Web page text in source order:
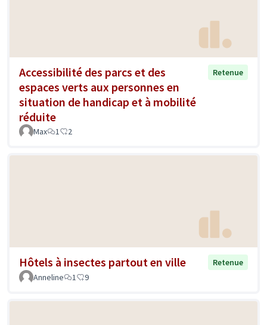
Accessibilité des parcs et des
espaces verts aux personnes en
situation de handicap et à mobilité
réduite
Retenue
Max 1 2
Hôtels à insectes partout en ville
Retenue
Anneline
1 9